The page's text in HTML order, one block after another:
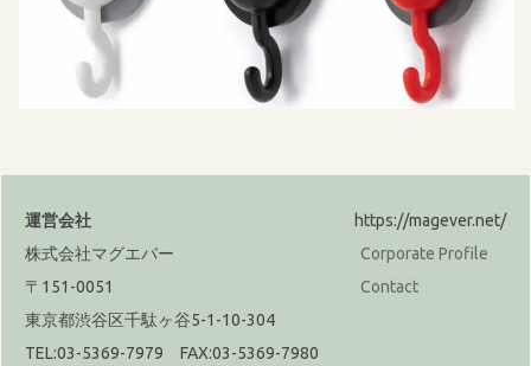
運営会社
株式会社マグエバー
〒151-0051
東京都渋谷区千駄ヶ谷5-1-10-304
TEL:03-5369-7979 FAX:03-5369-7980
https://magever.net/
Corporate Profile
Contact